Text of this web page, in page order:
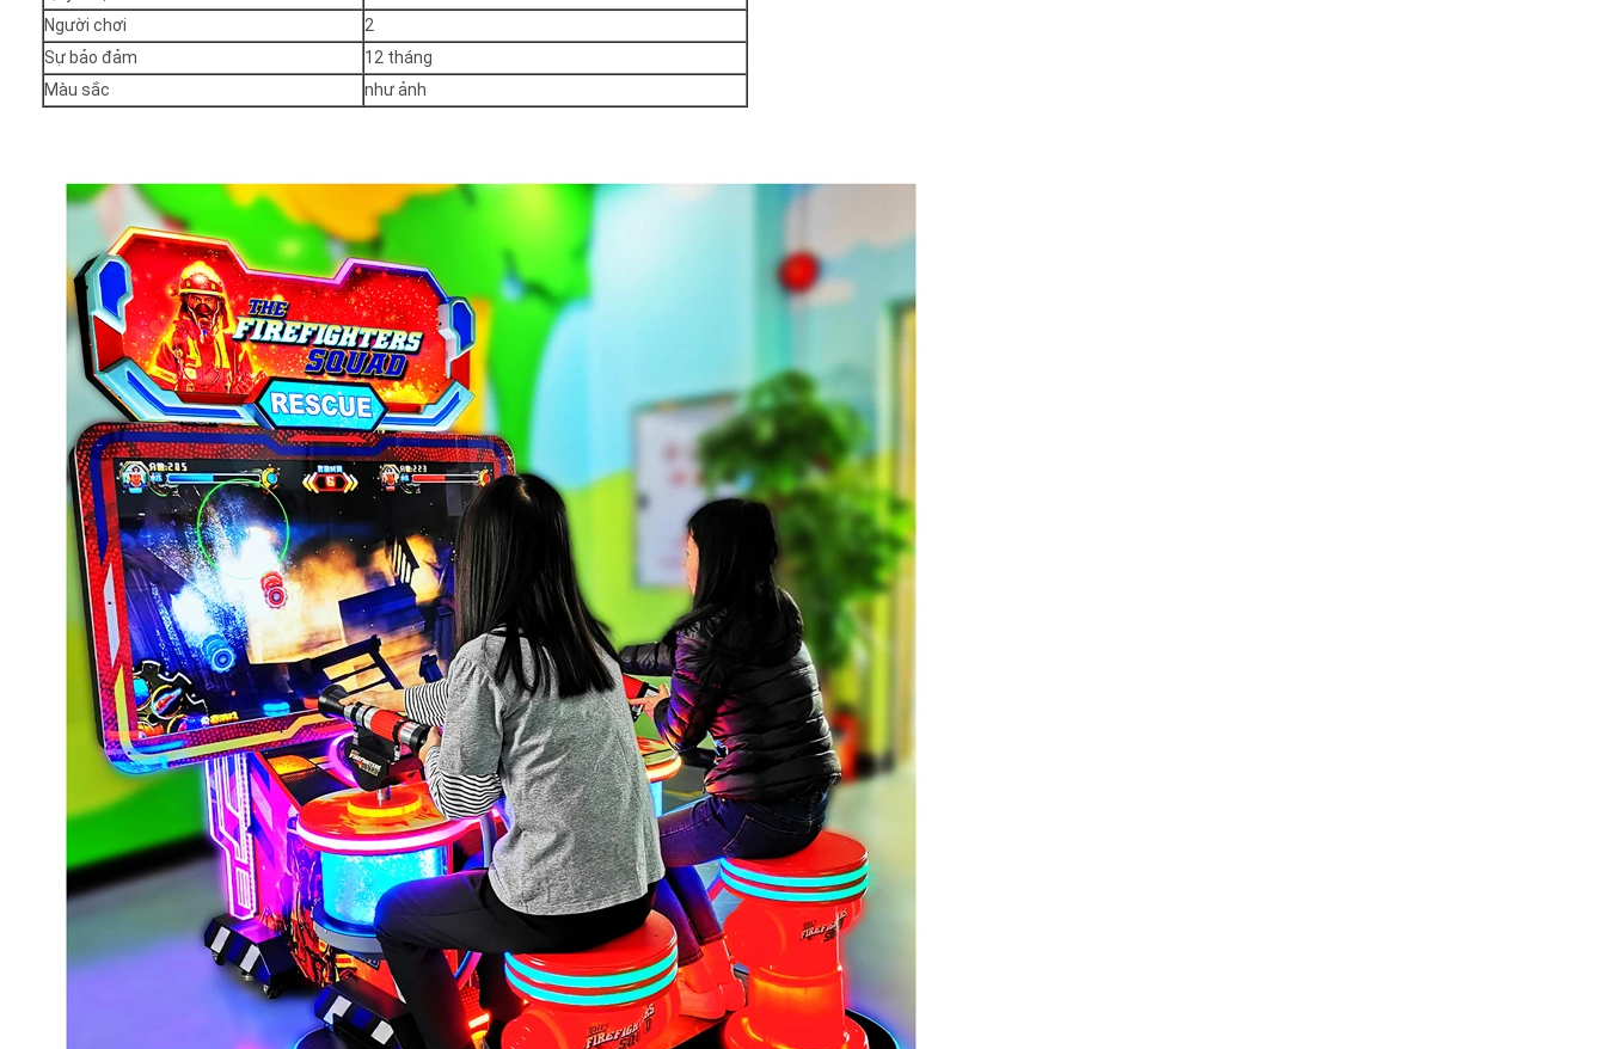
Người chơi
2
Sự bảo đảm
12 tháng
Màu sắc
như ảnh